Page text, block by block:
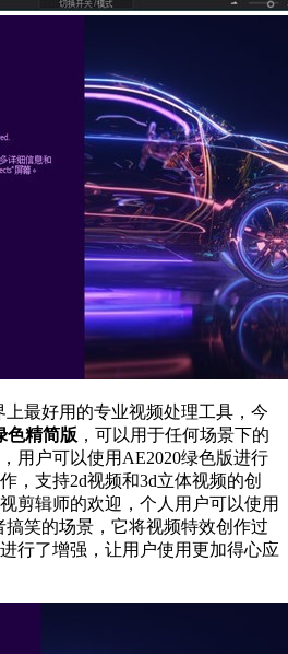
最好用的专业视频处理工具，今
色精简版 ，可以用于任何场景下的
用户可以使用AE2020绿色版进行
，支持2d视频和3d立体视频的创
剪辑师的欢迎，个人用户可以使用
搞笑的场景，它将视频特效创作过
行了增强，让用户使用更加得心应